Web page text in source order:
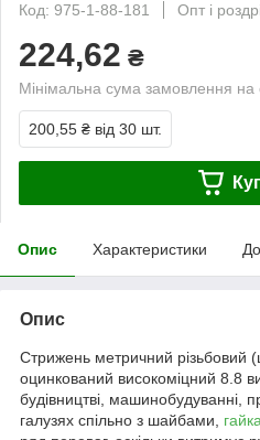
Код: 975-1-88-181
Опт і
224,62 ₴
Мінімальна сума замовлення
200,55 ₴ від 30 шт.
Опис Характеристики
Опис
Стрижень метричний різьбовий
оцинкований високоміцний 8.8
будівництві, машинобудуванні,
галузях спільно з шайбами,